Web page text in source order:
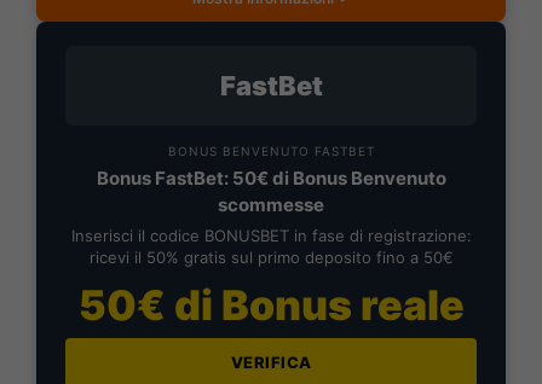
FastBet
BONUS BENVENUTO FASTBET
Bonus FastBet: 50€ di Bonus Benvenuto
scommesse
Inserisci il codice BONUSBET in fase di registrazione:
ricevi il 50% gratis sul primo deposito fino a 50€
50€ di Bonus reale
VERIFICA